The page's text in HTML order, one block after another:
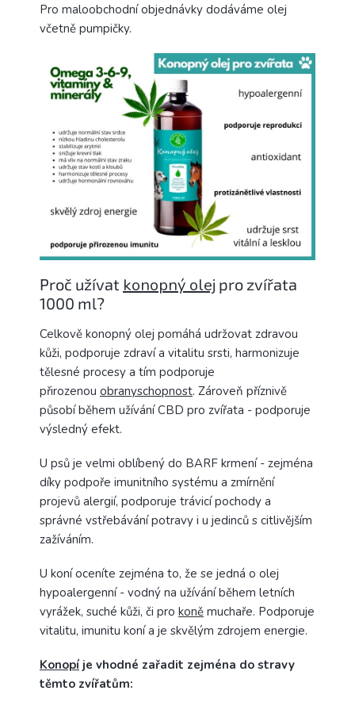
Pro maloobchodní objednávky dodáváme olej
včetně pumpičky.
Proč užívat konopný olej pro zvířata
1000 ml?
Celkově konopný olej pomáhá udržovat zdravou
kůži, podporuje zdraví a vitalitu srsti, harmonizuje
tělesné procesy a tím podporuje
přirozenou obranyschopnost. Zároveň příznivě
působí během užívání CBD pro zvířata - podporuje
výsledný efekt.
U psů je velmi oblíbený do BARF krmení - zejména
díky podpoře imunitního systému a zmírnění
projevů alergií, podporuje trávicí pochody a
správné vstřebávání potravy i u jedinců s citlivějším
zažíváním.
U koní oceníte zejména to, že se jedná o olej
hypoalergenní - vodný na užívání během letních
vyrážek, suché kůži, či pro koně muchaře. Podporuje
vitalitu, imunitu koní a je skvělým zdrojem energie.
Konopí je vhodné zařadit zejména do stravy
těmto zvířatům: